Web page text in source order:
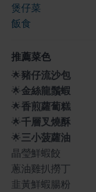
煲仔菜
飯食
推薦菜色
🌟豬仔流沙包
🌟金絲龍鬚蝦
🌟香煎蘿蔔糕
🌟千層叉燒酥
🌟三小菠蘿油
晶瑩鮮蝦餃
蔥油雞扒撈丁
韭黃鮮蝦腸粉